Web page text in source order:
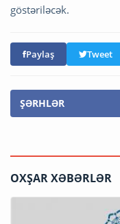
göstəriləcək.
Paylaş Tweet
ŞƏRHLƏR
OXŞAR XƏBƏRLƏR